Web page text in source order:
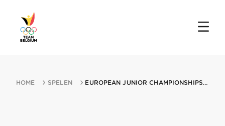
HOME SPELEN EUROPEAN JUNIOR CHAMPIONSHIPS 24072022 KLOSTERS